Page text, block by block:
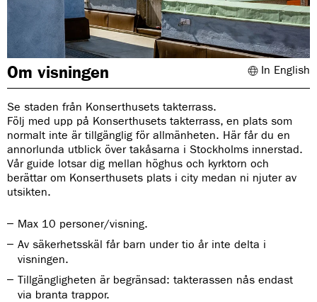
Om visningen In English
Se staden från Konserthusets takterrass.
Följ med upp på Konserthusets takterrass, en plats som
normalt inte är tillgänglig för allmänheten. Här får du en
annorlunda utblick över takåsarna i Stockholms innerstad.
Vår guide lotsar dig mellan höghus och kyrktorn och
berättar om Konserthusets plats i city medan ni njuter av
utsikten.
Max 10 personer/visning.
Av säkerhetsskäl får barn under tio år inte delta i
visningen.
Tillgängligheten är begränsad: takterassen nås endast
via branta trappor.